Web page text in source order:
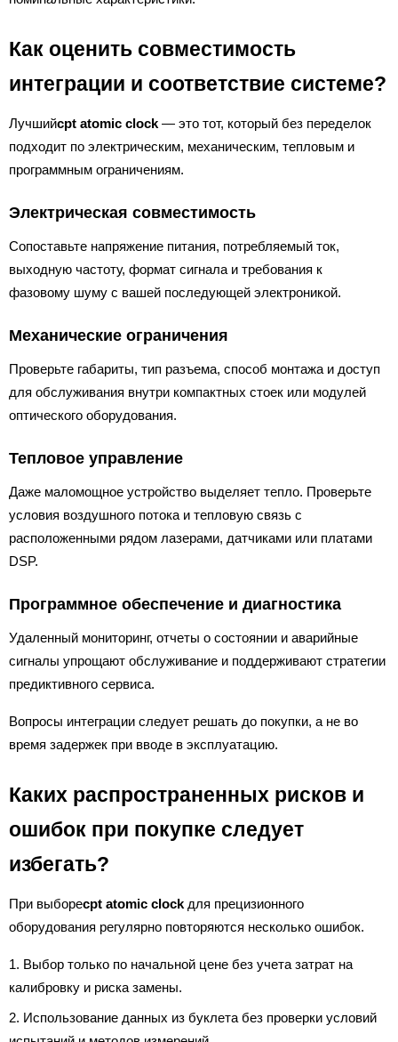
Как оценить совместимость
интеграции и соответствие системе?
Лучшийcpt atomic clock — это тот, который без переделок
подходит по электрическим, механическим, тепловым и
программным ограничениям.
Электрическая совместимость
Сопоставьте напряжение питания, потребляемый ток,
выходную частоту, формат сигнала и требования к
фазовому шуму с вашей последующей электроникой.
Механические ограничения
Проверьте габариты, тип разъема, способ монтажа и доступ
для обслуживания внутри компактных стоек или модулей
оптического оборудования.
Тепловое управление
Даже маломощное устройство выделяет тепло. Проверьте
условия воздушного потока и тепловую связь с
расположенными рядом лазерами, датчиками или платами
DSP.
Программное обеспечение и диагностика
Удаленный мониторинг, отчеты о состоянии и аварийные
сигналы упрощают обслуживание и поддерживают стратегии
предиктивного сервиса.
Вопросы интеграции следует решать до покупки, а не во
время задержек при вводе в эксплуатацию.
Каких распространенных рисков и
ошибок при покупке следует
избегать?
При выбореcpt atomic clock для прецизионного
оборудования регулярно повторяются несколько ошибок.
Выбор только по начальной цене без учета затрат на
калибровку и риска замены.
Использование данных из буклета без проверки условий